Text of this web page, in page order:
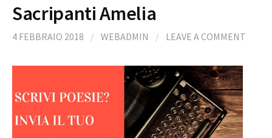
Sacripanti Amelia
4 FEBBRAIO 2018 / WEBADMIN / LEAVE A COMMENT